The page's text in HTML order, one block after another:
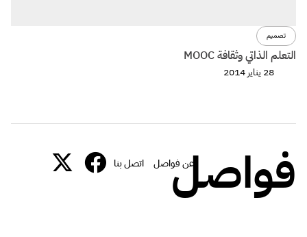
تصميم
التعلم الذاتي وثقافة MOOC
28 يناير 2014
فواصل
عن فواصل اتصل بنا